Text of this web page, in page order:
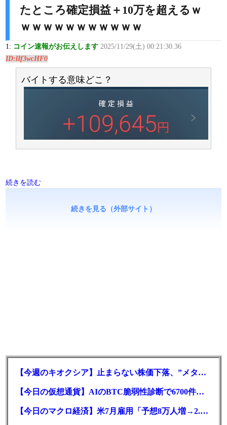
たところ確定損益＋10万を超えるｗ
ｗｗｗｗｗｗｗｗｗｗｗ
1: コイン速報がお伝えします 2025/11/29(土) 00:21:30.36
ID:lIf3wcHF0
バイトする意味どこ？
続きを読む
続きを見る（外部サイト）
【今週のキオクシア】止まらない株価下落、”メタプラネット化”の指摘は本当？
【今日の仮想通貨】AIのBTC脆弱性診断で6700件の指摘。赤字マイニング企業はAIに賭ける
【今日のマクロ経済】米7月雇用「予想8万人増→2.3万人減」で利上げ観測後退